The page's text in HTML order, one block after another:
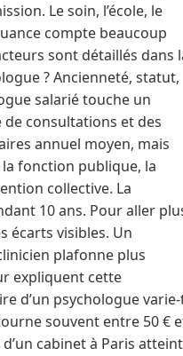
Le soin, l’école, le
compte beaucoup
sont détaillés dans
? Ancienneté, statut,
salarié touche un
consultations et des
annuel moyen, mais
la fonction publique, la
collective. La
10 ans. Pour aller
écarts visibles. Un
plafonne plus
expliquent cette
d’un psychologue
souvent entre 50 €
cabinet à Paris atteint